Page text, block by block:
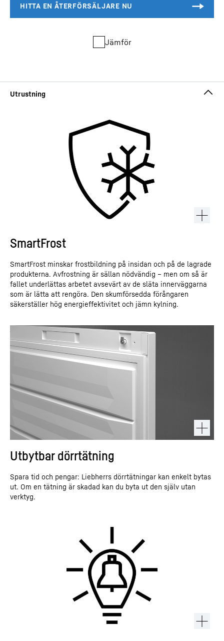
Jämför
SmartFrost
SmartFrost minskar frostbildning på insidan och på de lagrade
produkterna. Avfrostning är sällan nödvändig – men om så är
fallet underlättas arbetet avsevärt av de släta innerväggarna
som är lätta att rengöra. Den skumförsedda förångaren
säkerställer hög energieffektivitet och jämn kylning.
Utbytbar dörrtätning
Spara tid och pengar: Liebherrs dörrtätningar kan enkelt bytas
ut. Om en tätning är skadad kan du byta ut den själv utan
verktyg.